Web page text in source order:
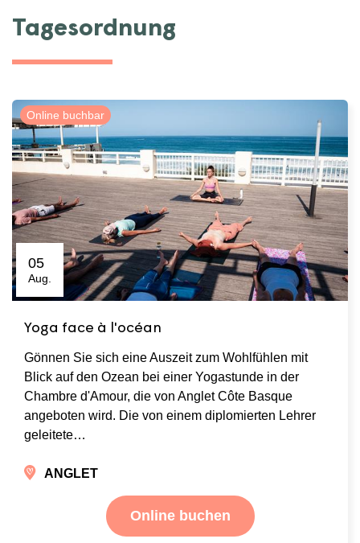
Tagesordnung
Online buchbar
05
Aug.
Yoga face à l'océan
Gönnen Sie sich eine Auszeit zum Wohlfühlen mit
Blick auf den Ozean bei einer Yogastunde in der
Chambre d'Amour, die von Anglet Côte Basque
angeboten wird. Die von einem diplomierten Lehrer
geleitete…
ANGLET
Online buchen